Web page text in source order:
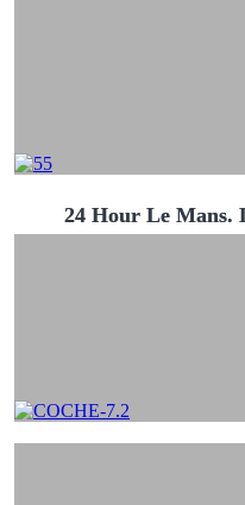
24 Hour Le Mans.